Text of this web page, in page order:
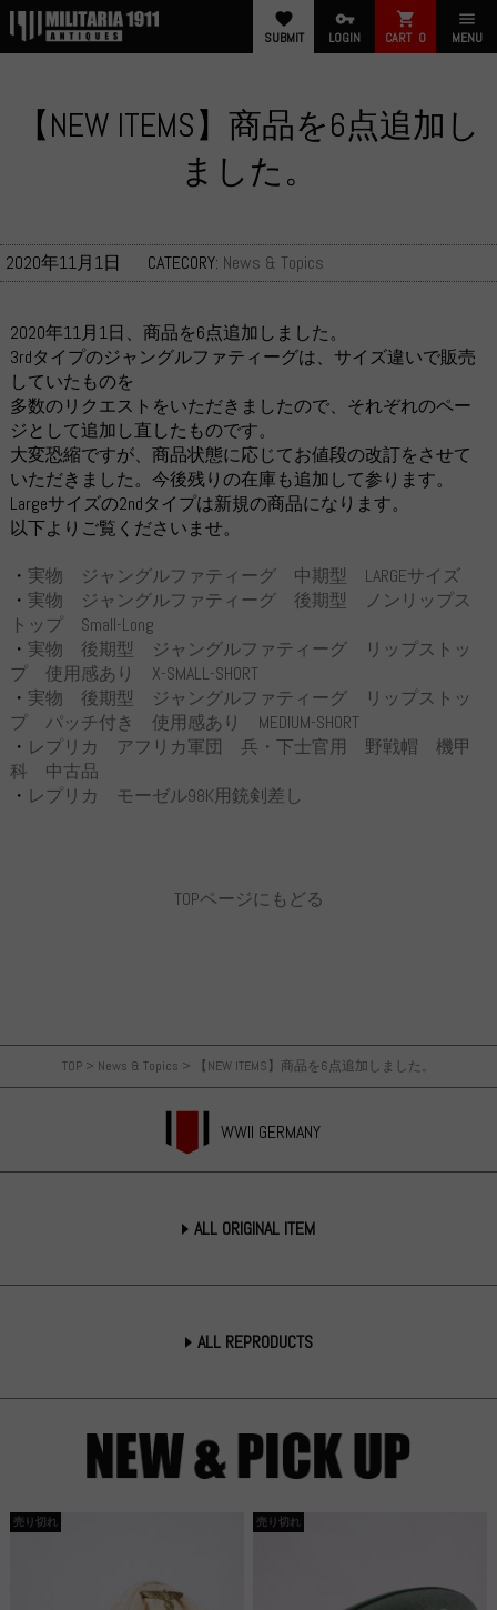
favorite
SUBMIT
vpn_key
LOGIN
shopping_cart
CART 0
menu
MENU
TOP > News & Topics > 【NEW ITEMS】商品を6点追加しました。
WWII GERMANY
ALL ORIGINAL ITEM
ALL REPRODUCTS
【NEW ITEMS】商品を6点追加し
ました。
2020年11月1日 CATECORY: News & Topics
2020年11月1日、商品を6点追加しました。
3rdタイプのジャングルファティーグは、サイズ違いで販売
していたものを
多数のリクエストをいただきましたので、それぞれのペー
ジとして追加し直したものです。
大変恐縮ですが、商品状態に応じてお値段の改訂をさせて
いただきました。今後残りの在庫も追加して参ります。
Largeサイズの2ndタイプは新規の商品になります。
以下よりご覧くださいませ。
・ 実物 ジャングルファティーグ 中期型 LARGEサイズ
・ 実物 ジャングルファティーグ 後期型 ノンリップス
トップ Small-Long
・ 実物 後期型 ジャングルファティーグ リップストッ
プ 使用感あり X-SMALL-SHORT
・ 実物 後期型 ジャングルファティーグ リップストッ
プ パッチ付き 使用感あり MEDIUM-SHORT
・ レプリカ アフリカ軍団 兵・下士官用 野戦帽 機甲
科 中古品
・ レプリカ モーゼル98K用銃剣差し
TOPページにもどる
売り切れ 売り切れ